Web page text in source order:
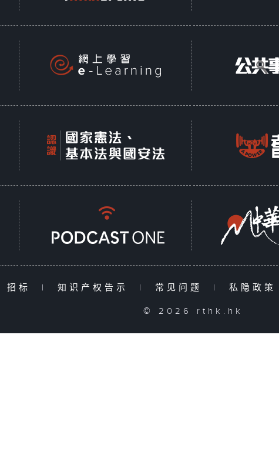
招标 | 知识产权告示 | 常见问题 | 私隐政策
© 2026 rthk.hk